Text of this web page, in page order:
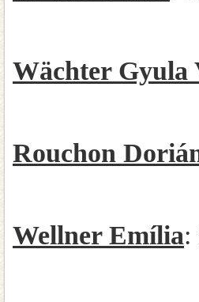
Wächter Gyula
Rouchon
Wellner Emília: